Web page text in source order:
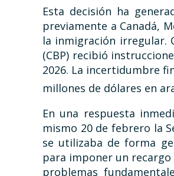
Esta decisión ha
previamente a Canadá,
la inmigración irregular.
(CBP) recibió
2026. La incertidumbre
millones de dólares en
En una respuesta
mismo 20 de febrero la
se utilizaba de forma
para imponer un
problemas